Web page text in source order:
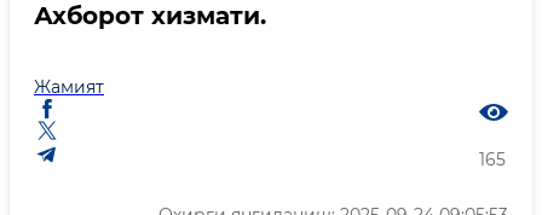
Ахборот хизмати.
Жамият
165